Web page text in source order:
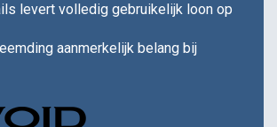
levert volledig gebruikelijk loon op
aanmerkelijk belang bij